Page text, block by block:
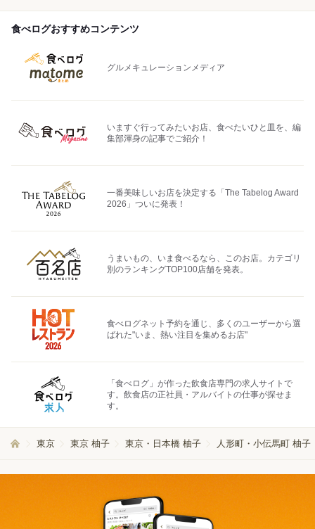
食べログおすすめコンテンツ
グルメキュレーションメディア
いますぐ行ってみたいお店、食べたいひと皿を、編
集部渾身の記事でご紹介！
一番美味しいお店を決定する「The Tabelog Award
2026」ついに発表！
うまいもの、いま食べるなら、このお店。カテゴリ
別のランキングTOP100店舗を発表。
食べログネット予約を通じ、多くのユーザーから選
ばれた"いま、熱い注目を集めるお店"
「食べログ」が作った飲食店専門の求人サイトで
す。飲食店の正社員・アルバイトの仕事が探せま
す。
東京 東京 柚子 東京・日本橋 柚子 人形町・小伝馬町 柚子